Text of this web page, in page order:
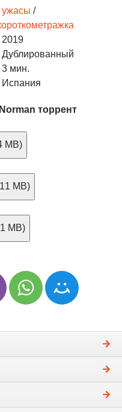
ужасы /
2019
Дублированный
3 мин.
Испания
торрент
MB)
MB)
MB)